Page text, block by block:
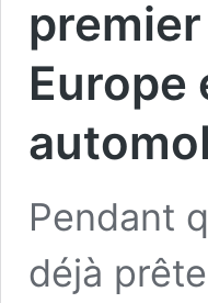
Europe
Pendant
déjà